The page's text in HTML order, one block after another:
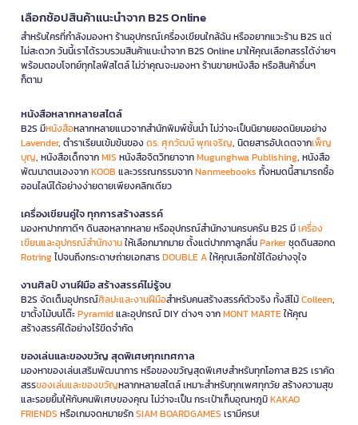
เลือกช้อปสินค้าแนะนำจาก B2S Online
สำหรับใครที่กำลังมองหา ร้านอุปกรณ์เครื่องเขียนใกล้ฉัน หรืออยากแวะร้าน B2S แต่
ไม่สะดวก วันนี้เราได้รวบรวมสินค้าแนะนำจาก B2S Online มาให้คุณเลือกสรรได้ง่ายๆ
พร้อมตอบโจทย์ทุกไลฟ์สไตล์ ไม่ว่าคุณจะมองหา ร้านขายหนังสือ หรือสินค้าอื่นๆ
ก็ตาม
หนังสือหลากหลายสไตล์
B2S มีหนังสือหลากหลายแนวจากสำนักพิมพ์ชั้นนำ ไม่ว่าจะเป็นนิยายยอดนิยมอย่าง
Lavender, ตำราเรียนเข้มข้นของดร. ศุภวัฒน์ พุกเจริญ, นิตยสารอัปเดตจากเพ็ญ
บุญ, หนังสือเด็กจากMIS หนังสือจิตวิทยาจากMugunghwa Publishing, หนังสือ
พัฒนาตนเองจากKOOB และวรรณกรรมจากNanmeebooks ทั้งหมดนี้สามารถซื้อ
ออนไลน์ได้อย่างง่ายดายเพียงคลิกเดียว
เครื่องเขียนคู่ใจ ทุกการสร้างสรรค์
มองหาปากกาดีๆ ดินสอหลากหลาย หรืออุปกรณ์สำนักงานครบครัน B2S มีเครื่อง
เขียนและอุปกรณ์สำนักงานให้เลือกมากมาย ตั้งแต่ปากกาลูกลื่นParkerชุดดินสอกด
Rotringไปจนถึงกระดาษถ่ายเอกสารDOUBLE Aให้คุณเลือกใช้ได้อย่างจุใจ
งานศิลป์ งานฝีมือ สร้างสรรค์ไม่รู้จบ
B2S จัดเต็มอุปกรณ์ศิลปะและงานฝีมือสำหรับคนสร้างสรรค์ตัวจริง ทั้งสีไม้Colleen,
ขาตั้งไม้บนโต๊ะPyramidและอุปกรณ์ DIY ต่างๆ จากMONT MARTEให้คุณ
สร้างสรรค์ได้อย่างไร้ขีดจำกัด
ของเล่นและของขวัญ สุดพิเศษทุกเทศกาล
มองหาของเล่นเสริมพัฒนาการ หรือของขวัญสุดพิเศษสำหรับทุกโอกาส B2S เราคัด
สรรของเล่นและของขวัญหลากหลายสไตล์ เหมาะสำหรับทุกเพศทุกวัย สร้างความสุข
และรอยยิ้มให้กับคนพิเศษของคุณ ไม่ว่าจะเป็น กระเป๋าเก็บอุณหภูมิKAKAO
FRIENDS หรือเกมจดหมายรักSIAM BOARDGAMES เรามีครบ!